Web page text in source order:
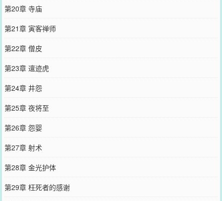
第20章 寺庙
第21章 寅客禅师
第22章 僧皮
第23章 邅迹虎
第24章 井怨
第25章 夜将至
第26章 怨婴
第27章 射术
第28章 金光护体
第29章 枉死者的感谢